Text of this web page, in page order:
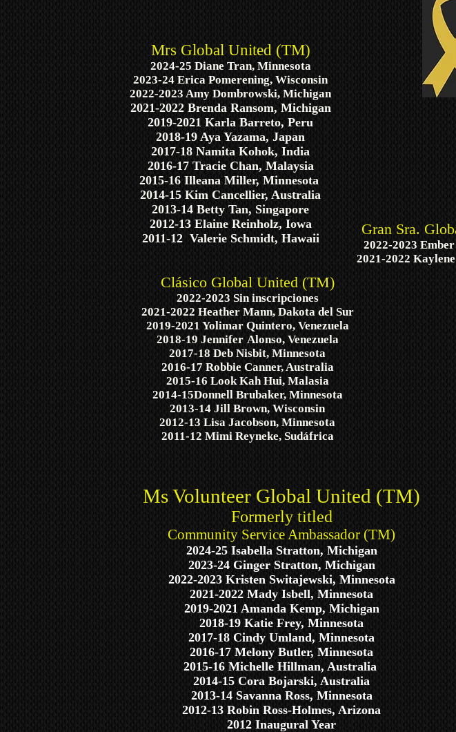
Mrs Global United (TM)
2024-25 Diane Tran, Minnesota
2023-24 Erica Pomerening, Wisconsin
2022-2023 Amy Dombrowski, Michigan
2021-2022 Brenda Ransom, Michigan
2019-2021 Karla Barreto, Peru
2018-19 Aya Yazama, Japan
2017-18 Namita Kohok, India
2016-17 Tracie Chan, Malaysia
2015-16 Illeana Miller, Minnesota
2014-15 Kim Cancellier, Australia
2013-14 Betty Tan, Singapore
2012-13 Elaine Reinholz, Iowa
2011-12 Valerie Schmidt, Hawaii
Gran Sra.
2022-2023
2021-2022
Clásico Global United (TM)
2022-2023 Sin inscripciones
2021-2022 Heather Mann, Dakota del Sur
2019-2021 Yolimar Quintero, Venezuela
2018-19 Jennifer Alonso, Venezuela
2017-18 Deb Nisbit, Minnesota
2016-17 Robbie Canner, Australia
2015-16 Look Kah Hui, Malasia
2014-15Donnell Brubaker, Minnesota
2013-14 Jill Brown, Wisconsin
2012-13 Lisa Jacobson, Minnesota
2011-12 Mimi Reyneke, Sudáfrica
Ms Volunteer Global United (TM)
Formerly titled
Community Service Ambassador (TM)
2024-25 Isabella Stratton, Michigan
2023-24 Ginger Stratton, Michigan
2022-2023 Kristen Switajewski, Minnesota
2021-2022 Mady Isbell, Minnesota
2019-2021 Amanda Kemp, Michigan
2018-19 Katie Frey, Minnesota
2017-18 Cindy Umland, Minnesota
2016-17 Melony Butler, Minnesota
2015-16 Michelle Hillman, Australia
2014-15 Cora Bojarski, Australia
2013-14 Savanna Ross, Minnesota
2012-13 Robin Ross-Holmes, Arizona
2012 Inaugural Year